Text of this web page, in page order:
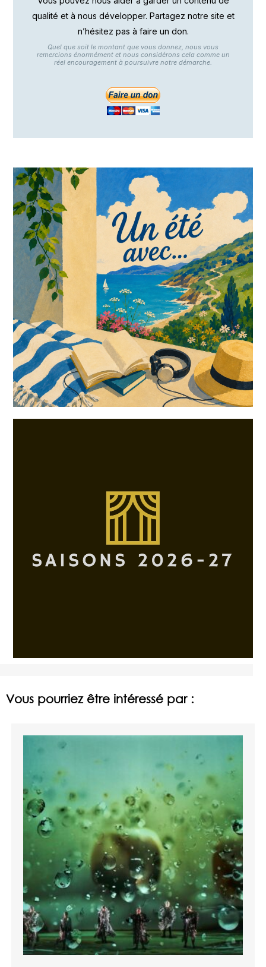
qualité et à nous développer. Partagez notre site et
n’hésitez pas à faire un don.
Quel que soit le montant que vous donnez, nous vous
remercions énormément et nous considérons cela comme un
réel encouragement à poursuivre notre démarche.
Vous pourriez être intéressé par :